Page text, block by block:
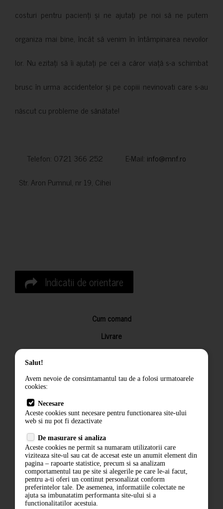
costuri pentru pacienți și ne ajutați pe noi să ne putem
organiza mai bine, încât să venim în întâmpinarea nevoilor
lor. Nu ezitați să îi ajutați pe cei a căror viață s-a schimbat
brusc în urma accidentelor și pe copiii nevinovati care s-au
născut cu probleme de sănătate!
Telefon: 0721 366 252 E-Mail: info@mnf.ro
Str. Aron Pumnul, nr 19, Cihei
Indicatii de orientare
Cum comand
Livrare
Returnarea produselor
Termeni si conditii
Politica de confidentialitate
ANPC
Salut!
Avem nevoie de consimtamantul tau de a folosi urmatoarele
cookies:
Necesare
Aceste cookies sunt necesare pentru functionarea site-ului
web si nu pot fi dezactivate
De masurare si analiza
Aceste cookies ne permit sa numaram utilizatorii care
viziteaza site-ul sau cat de accesat este un anumit element din
pagina – rapoarte statistice, precum si sa analizam
comportamentul tau pe site si alegerile pe care le-ai facut,
pentru a-ti oferi un continut personalizat conform
preferintelor tale. De asemenea, informatiile colectate ne
ajuta sa imbunatatim performanta site-ului si a
functionalitatilor acestuia.